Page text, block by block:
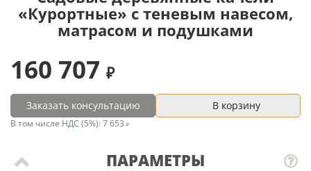
«Курортные» с теневым навесом,
матрасом и подушками
ПАРАМЕТРЫ
160 707
Заказать консультацию В корзину
В том числе НДС (5%): 7 653